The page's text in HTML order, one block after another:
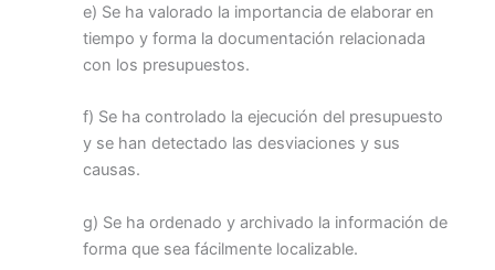
e) Se ha valorado la importancia de elaborar en
tiempo y forma la documentación relacionada
con los presupuestos.
f) Se ha controlado la ejecución del presupuesto
y se han detectado las desviaciones y sus
causas.
g) Se ha ordenado y archivado la información de
forma que sea fácilmente localizable.